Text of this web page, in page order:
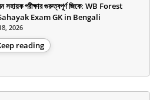
বন সহায়ক পরীক্ষার গুরুত্বপূর্ণ জিকে: WB Forest
Exam GK in Bengali
2026
reading